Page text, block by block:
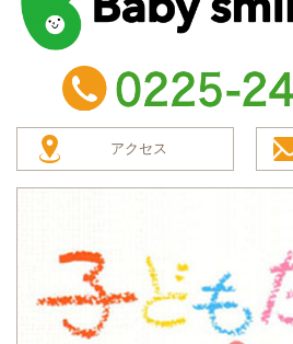
baby smile
TEL：0225-24-8304
アクセス